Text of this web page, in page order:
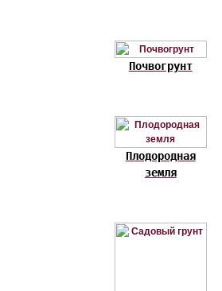
Почвогрунт
Плодородная
земля